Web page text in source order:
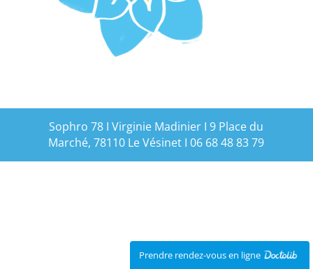
Prendre rendez-vous en ligne
Sophro 78 I Virginie Madinier I 9 Place du
Marché, 78110 Le Vésinet I 06 68 48 83 79